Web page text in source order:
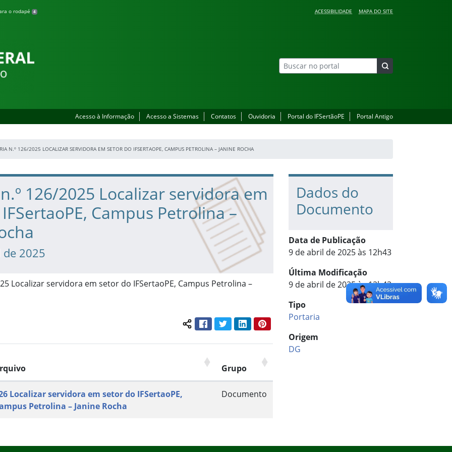
o rodapé 4 ACESSIBILIDADE MAPA DO SITE
Acesso à Informação Acesso a Sistemas Contatos Ouvidoria Portal do IFSertãoPE Portal Antigo
N.º 126/2025 LOCALIZAR SERVIDORA EM SETOR DO IFSERTAOPE, CAMPUS PETROLINA – JANINE ROCHA
126/2025 Localizar servidora em
Campus Petrolina –
2025
Localizar servidora em setor do IFSertaoPE, Campus Petrolina –
Compartilhar conteúdo:
FacebookTwitterLinkedInPinterest
Grupo
Localizar servidora em setor do IFSertaoPE,
Petrolina – Janine Rocha
Documento
Dados do
Documento
Data de Publicação
9 de abril de 2025 às 12h43
Última Modificação
9 de abril de 2025 às 12h43
Tipo
Portaria
Origem
DG